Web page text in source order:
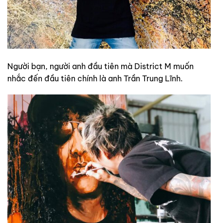
Người bạn, người anh đầu tiên mà District M muốn
nhắc đến đầu tiên chính là anh Trần Trung Lĩnh.